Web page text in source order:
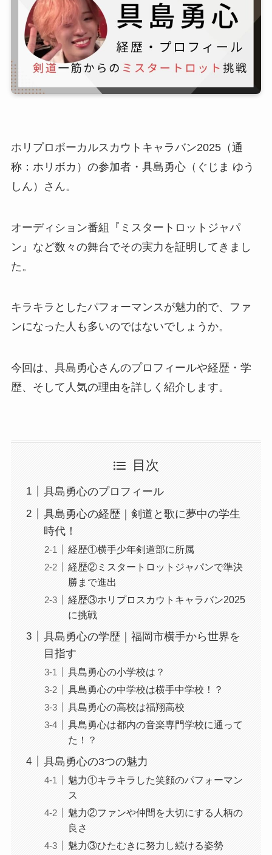
ホリプロボーカルスカウトキャラバン2025（通
称：ホリボカ）の参加者・具島勇心（ぐじま ゆう
しん）さん。
オーディション番組『ミスタートロットジャパ
ン』など数々の舞台でその実力を証明してきまし
た。
キラキラとしたパフォーマンスが魅力的で、ファ
ンになった人も多いのではないでしょうか。
今回は、具島勇心さんのプロフィールや経歴・学
歴、そして人気の理由を詳しく紹介します。
目次
具島勇心のプロフィール
具島勇心の経歴｜剣道と歌に夢中の学生
時代！
経歴①横手少年剣道部に所属
経歴②ミスタートロットジャパンで準決
勝まで進出
経歴③ホリプロスカウトキャラバン2025
に挑戦
具島勇心の学歴｜福岡市横手から世界を
目指す
具島勇心の小学校は？
具島勇心の中学校は横手中学校！？
具島勇心の高校は福翔高校
具島勇心は都内の音楽専門学校に通って
た！？
具島勇心の3つの魅力
魅力①キラキラした笑顔のパフォーマン
ス
魅力②ファンや仲間を大切にする人柄の
良さ
魅力③ひたむきに努力し続ける姿勢